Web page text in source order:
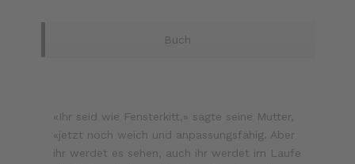
Buch
«Ihr seid wie Fensterkitt,» sagte seine Mutter,
«jetzt noch weich und anpassungsfähig. Aber
ihr werdet es sehen, auch ihr werdet im Laufe